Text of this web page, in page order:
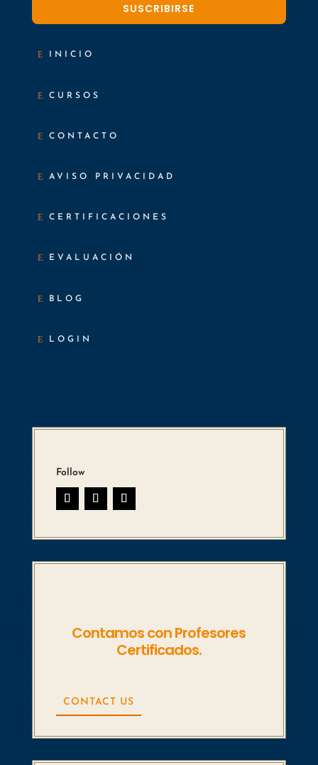
SUSCRIBIRSE
INICIO
CURSOS
CONTACTO
AVISO PRIVACIDAD
CERTIFICACIONES
EVALUACIÓN
BLOG
LOGIN
Follow
Contamos con Profesores
Certificados.
CONTACT US